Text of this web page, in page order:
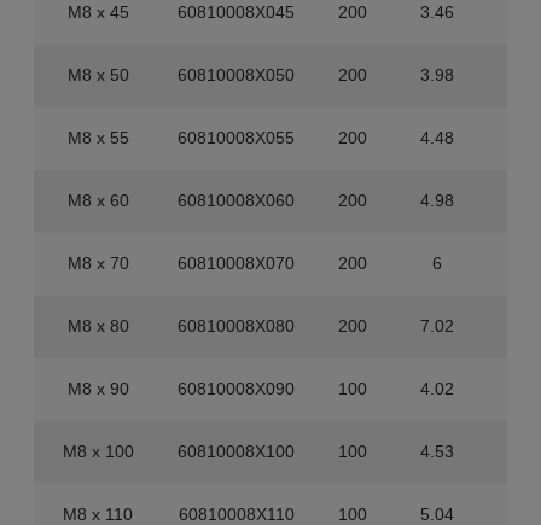
M8 x 45 60810008X045 200 3.46
M8 x 50 60810008X050 200 3.98
M8 x 55 60810008X055 200 4.48
M8 x 60 60810008X060 200 4.98
M8 x 70 60810008X070 200 6
M8 x 80 60810008X080 200 7.02
M8 x 90 60810008X090 100 4.02
M8 x 100 60810008X100 100 4.53
M8 x 110 60810008X110 100 5.04